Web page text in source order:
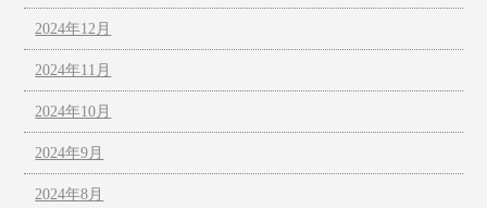
2024年12月
2024年11月
2024年10月
2024年9月
2024年8月